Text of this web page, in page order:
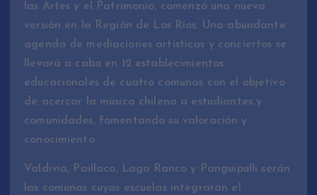
las Artes y el Patrimonio, comenzó una nueva
versión en la Región de Los Ríos. Una abundante
agenda de mediaciones artísticas y conciertos se
llevará a cabo en 12 establecimientos
educacionales de cuatro comunas con el objetivo
de acercar la música chilena a estudiantes y
comunidades, fomentando su valoración y
conocimiento.
Valdivia, Paillaco, Lago Ranco y Panguipulli serán
las comunas cuyas escuelas integrarán el